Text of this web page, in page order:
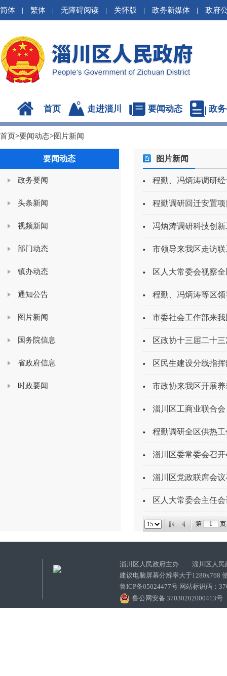
简体 | 繁体 | 无障碍阅读 | 关怀版 | 政务新媒体 | 政府
首页 走进淄川 要闻动态 政
首页>要闻动态>图片新闻
要闻动态
政务要闻
头条新闻
视频新闻
部门动态
镇办动态
通知公告
图片新闻
国务院信息
省政府信息
时政要闻
图片新闻
程勤、冯炳涛调研
程勤调研回迁安置
冯炳涛调研科技创
市领导来我区走访
区人大常委会视察
程勤、冯炳涛等区
市委社会工作部来
区政协十三届二十
区民生建设分线指
市政协来我区开展
淄川区工商业联合
程勤调研全区供热工
淄川区委常委会召
淄川区党政联席会
区人大常委会主任
第
淄川区人民政府主办 淄川区人民
建议电脑屏幕分辨率大于1280x768
鲁ICP备05024477号 网站标识码：
鲁公网安备 37030202000413号